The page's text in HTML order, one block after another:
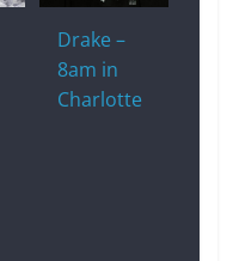
Drake –
8am in
Charlotte